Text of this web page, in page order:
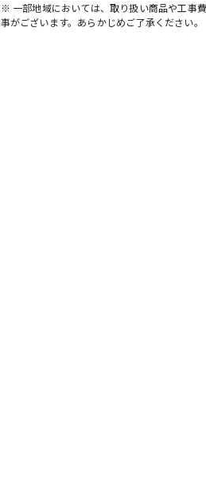
※ 一部地域においては、取り扱い商品や工事
事がございます。あらかじめご了承ください。